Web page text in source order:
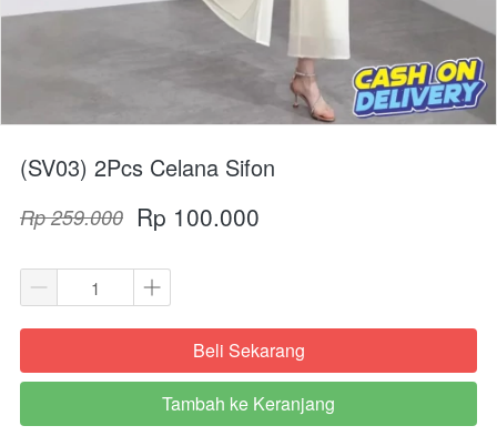
(SV03) 2Pcs Celana Sifon
Rp 259.000 Rp 100.000
`Beli Sekarang
`
Tambah ke Keranjang